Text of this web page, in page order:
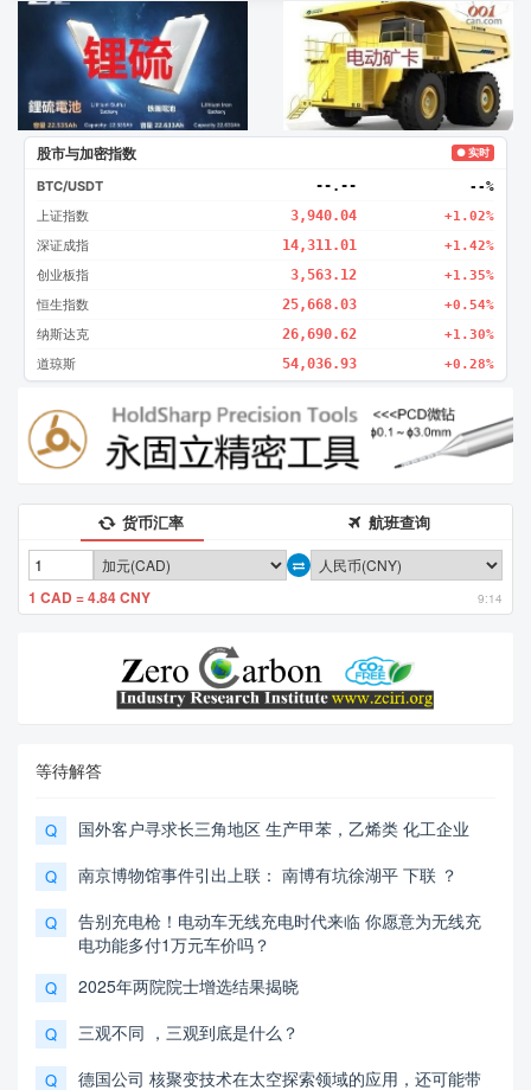
广告2 创新
股市与加密指数 ● 实时
BTC/USDT --.-- --%
上证指数 3,940.04 +1.02%
深证成指 14,311.01 +1.42%
创业板指 3,563.12 +1.35%
恒生指数 25,668.03 +0.54%
纳斯达克 26,690.62 +1.30%
道琼斯 54,036.93 +0.28%
货币汇率 航班查询
1 CAD = 4.84 CNY 9:14
等待解答
Q 国外客户寻求长三角地区 生产甲苯，乙烯类 化工企业
Q 南京博物馆事件引出上联： 南博有坑徐湖平 下联 ？
Q
告别充电枪！电动车无线充电时代来临 你愿意为无线充
电功能多付1万元车价吗？
Q 2025年两院院士增选结果揭晓
Q 三观不同 ，三观到底是什么？
Q
德国公司 核聚变技术在太空探索领域的应用，还可能带